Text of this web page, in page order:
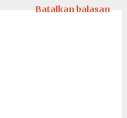
Batalkan balasan